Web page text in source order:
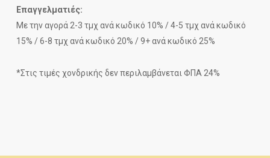
Επαγγελματιές:
Με την αγορά 2-3 τμχ ανά κωδικό 10% / 4-5 τμχ ανά κωδικό
15% / 6-8 τμχ ανά κωδικό 20% / 9+ ανά κωδικό 25%
*Στις τιμές χονδρικής δεν περιλαμβάνεται ΦΠΑ 24%